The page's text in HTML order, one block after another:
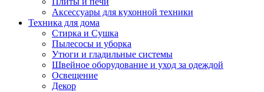
Аксессуары для кухонной техники
Техника для дома
Стирка и Сушка
Пылесосы и уборка
Утюги и гладильные системы
Швейное оборудование и уход за одеждой
Освещение
Декор